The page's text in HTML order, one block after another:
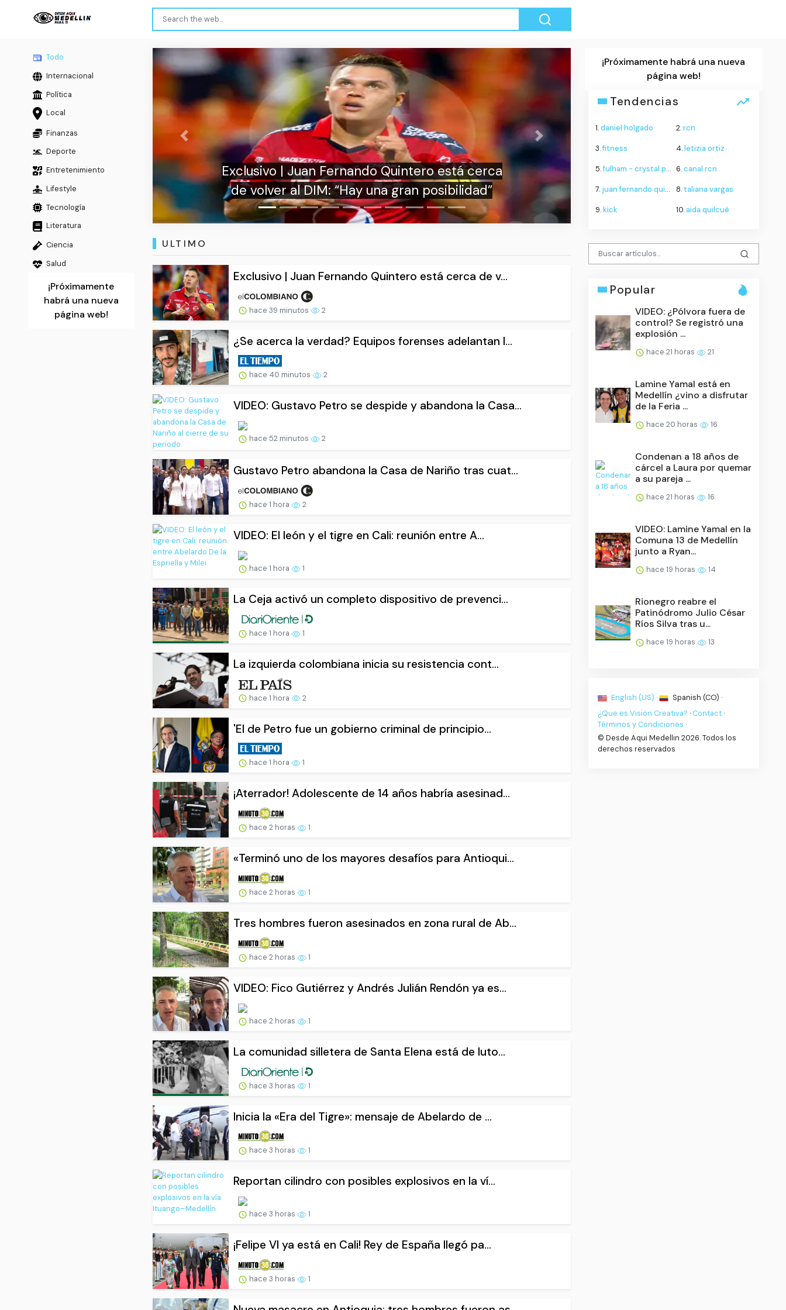
Todo
Internacional
Política
Local
Finanzas
Deporte
Entretenimiento
Lifestyle
Tecnología
Literatura
Ciencia
Salud
¡Próximamente
habrá una nueva
página web!
Exclusivo | Juan Fernando Quintero está cerca
de volver al DIM: “Hay una gran posibilidad”
¿Se acerca la verdad?
adelantan labores en una
Antioquia en busca del
Camilo
Previous Next
ULTIMO
Exclusivo | Juan Fernando Quintero está cerca de v...
hace 39 minutos 2
¿Se acerca la verdad? Equipos forenses adelantan l...
hace 40 minutos 2
VIDEO: Gustavo Petro se despide y abandona la Casa...
hace 52 minutos 2
Gustavo Petro abandona la Casa de Nariño tras cuat...
hace 1 hora 2
VIDEO: El león y el tigre en Cali: reunión entre A...
hace 1 hora 1
La Ceja activó un completo dispositivo de prevenci...
hace 1 hora 1
La izquierda colombiana inicia su resistencia cont...
hace 1 hora 2
'El de Petro fue un gobierno criminal de principio...
hace 1 hora 1
¡Aterrador! Adolescente de 14 años habría asesinad...
hace 2 horas 1
«Terminó uno de los mayores desafíos para Antioqui...
hace 2 horas 1
Tres hombres fueron asesinados en zona rural de Ab...
hace 2 horas 1
VIDEO: Fico Gutiérrez y Andrés Julián Rendón ya es...
hace 2 horas 1
La comunidad silletera de Santa Elena está de luto...
hace 3 horas 1
Inicia la «Era del Tigre»: mensaje de Abelardo de ...
hace 3 horas 1
Reportan cilindro con posibles explosivos en la ví...
hace 3 horas 1
¡Felipe VI ya está en Cali! Rey de España llegó pa...
hace 3 horas 1
¡Próximamente habrá una nueva
página web!
Tendencias
1.daniel holgado 2.rcn
3.fitness 4.letizia ortiz
5.fulham - crystal palace 6.canal rcn
7. juan fernando quintero 8. taliana vargas
9.kick 10.aida quilcué
Popular
VIDEO: ¿Pólvora fuera de
control? Se registró una
explosión ...
hace 21 horas 21
Lamine Yamal está en
Medellín ¿vino a disfrutar
de la Feria ...
hace 20 horas 16
Condenan a 18 años de
cárcel a Laura por quemar
a su pareja ...
hace 21 horas 16
VIDEO: Lamine Yamal en la
Comuna 13 de Medellín
junto a Ryan...
hace 19 horas 14
Rionegro reabre el
Patinódromo Julio César
Ríos Silva tras u...
hace 19 horas 13
English (US) ·
Spanish (CO) ·
¿Que es Vision Creativa? · Contact ·
Términos y Condiciones ·
© Desde Aqui Medellin 2026. Todos los
derechos reservados